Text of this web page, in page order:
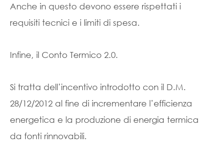
Anche in questo devono essere rispettati i
requisiti tecnici e i limiti di spesa.
Infine, il Conto Termico 2.0.
Si tratta dell’incentivo introdotto con il D.M.
28/12/2012 al fine di incrementare l’efficienza
energetica e la produzione di energia termica
da fonti rinnovabili.